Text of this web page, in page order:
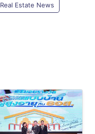
Real Estate News